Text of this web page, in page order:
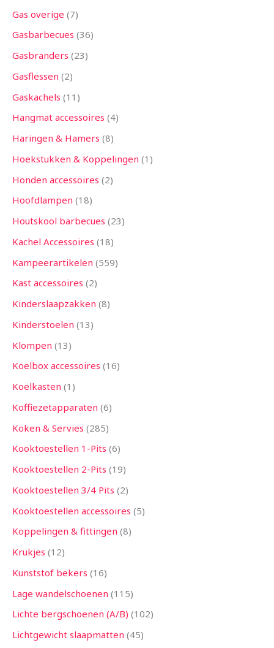
Gas overige 7
Gasbarbecues 36
Gasbranders 23
Gasflessen 2
Gaskachels 11
Hangmat accessoires 4
Haringen & Hamers 8
Hoekstukken & Koppelingen 1
Honden accessoires 2
Hoofdlampen 18
Houtskool barbecues 23
Kachel Accessoires 18
Kampeerartikelen 559
Kast accessoires 2
Kinderslaapzakken 8
Kinderstoelen 13
Klompen 13
Koelbox accessoires 16
Koelkasten 1
Koffiezetapparaten 6
Koken & Servies 285
Kooktoestellen 1-Pits 6
Kooktoestellen 2-Pits 19
Kooktoestellen 3/4 Pits 2
Kooktoestellen accessoires 5
Koppelingen & fittingen 8
Krukjes 12
Kunststof bekers 16
Lage wandelschoenen 115
Lichte bergschoenen (A/B) 102
Lichtgewicht slaapmatten 45